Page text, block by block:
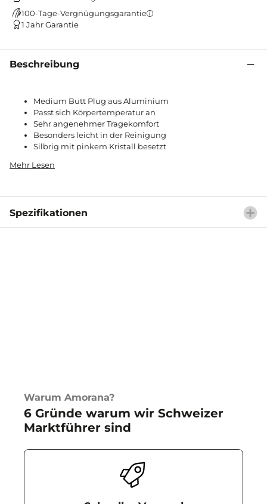
100-Tage-Vergnügungsgarantie
1 Jahr Garantie
Beschreibung
Medium Butt Plug aus Aluminium
Passt sich Körpertemperatur an
Sehr angenehmer Tragekomfort
Besonders leicht in der Reinigung
Silbrig mit pinkem Kristall besetzt
Mehr Lesen
Spezifikationen
Warum Amorana?
6 Gründe warum wir Schweizer
Marktführer sind